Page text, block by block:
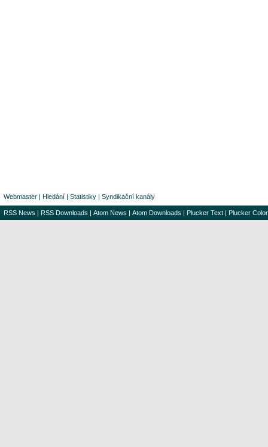
Webmaster | Hledání | Statistiky | Syndikační kanály
RSS News | RSS Downloads | Atom News | Atom Downloads | Plucker Text | Plucker Color